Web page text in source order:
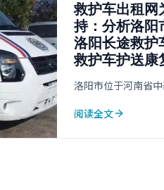
救护车出租网
持：分析洛阳
洛阳长途救护
救护车护送康
洛阳市位于河南省
阅读全文